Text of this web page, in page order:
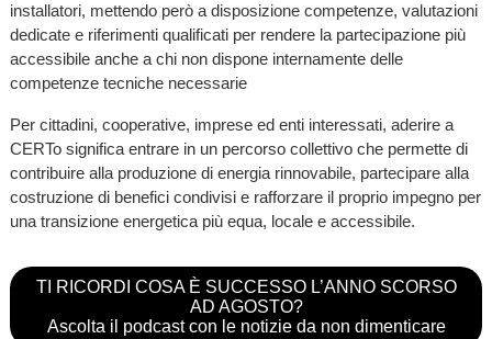
installatori, mettendo però a disposizione competenze, valutazioni
dedicate e riferimenti qualificati per rendere la partecipazione più
accessibile anche a chi non dispone internamente delle
competenze tecniche necessarie
Per cittadini, cooperative, imprese ed enti interessati, aderire a
CERTo significa entrare in un percorso collettivo che permette di
contribuire alla produzione di energia rinnovabile, partecipare alla
costruzione di benefici condivisi e rafforzare il proprio impegno per
una transizione energetica più equa, locale e accessibile.
TI RICORDI COSA È SUCCESSO L’ANNO SCORSO
AD AGOSTO?
Ascolta il podcast con le notizie da non dimenticare